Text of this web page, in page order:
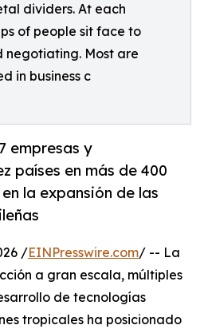
dividers. At each
of people sit face to
Most are
in business c
empresas y
países en más de 400
la expansión de las
/EINPresswire.com/ -- La
a gran escala, múltiples
de tecnologías
tropicales ha posicionado